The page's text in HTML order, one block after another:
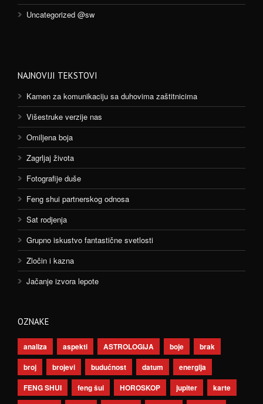
Uncategorized @sw
NAJNOVIJI TEKSTOVI
Kamen za komunikaciju sa duhovima zaštitnicima
Višestruke verzije nas
Omiljena boja
Zagrljaj života
Fotografije duše
Feng shui partnerskog odnosa
Sat rodjenja
Grupno iskustvo fantastične svetlosti
Zločin i kazna
Jačanje izvora lepote
OZNAKE
analiza aspekti ASTROLOGIJA boje
brak
broj
brojevi budućnost datum
energija
FENG SHUI
feng šui HOROSKOP jupiter
karte